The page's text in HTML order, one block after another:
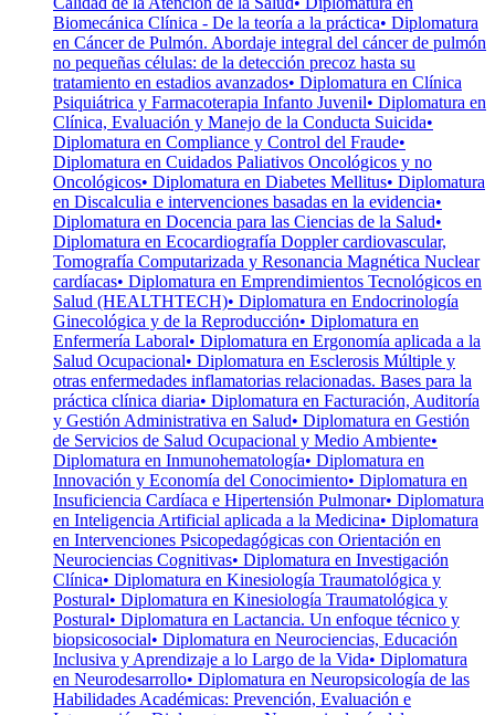
Biomecánica Clínica - De la teoría a la práctica• Diplomatura
en Cáncer de Pulmón. Abordaje integral del cáncer de pulmón
no pequeñas células: de la detección precoz hasta su
tratamiento en estadios avanzados• Diplomatura en Clínica
Psiquiátrica y Farmacoterapia Infanto Juvenil• Diplomatura en
Clínica, Evaluación y Manejo de la Conducta Suicida•
Diplomatura en Compliance y Control del Fraude•
Diplomatura en Cuidados Paliativos Oncológicos y no
Oncológicos• Diplomatura en Diabetes Mellitus• Diplomatura
en Discalculia e intervenciones basadas en la evidencia•
Diplomatura en Docencia para las Ciencias de la Salud•
Diplomatura en Ecocardiografía Doppler cardiovascular,
Tomografía Computarizada y Resonancia Magnética Nuclear
cardíacas• Diplomatura en Emprendimientos Tecnológicos en
Salud (HEALTHTECH)• Diplomatura en Endocrinología
Ginecológica y de la Reproducción• Diplomatura en
Enfermería Laboral• Diplomatura en Ergonomía aplicada a la
Salud Ocupacional• Diplomatura en Esclerosis Múltiple y
otras enfermedades inflamatorias relacionadas. Bases para la
práctica clínica diaria• Diplomatura en Facturación, Auditoría
y Gestión Administrativa en Salud• Diplomatura en Gestión
de Servicios de Salud Ocupacional y Medio Ambiente•
Diplomatura en Inmunohematología• Diplomatura en
Innovación y Economía del Conocimiento• Diplomatura en
Insuficiencia Cardíaca e Hipertensión Pulmonar• Diplomatura
en Inteligencia Artificial aplicada a la Medicina• Diplomatura
en Intervenciones Psicopedagógicas con Orientación en
Neurociencias Cognitivas• Diplomatura en Investigación
Clínica• Diplomatura en Kinesiología Traumatológica y
Postural• Diplomatura en Kinesiología Traumatológica y
Postural• Diplomatura en Lactancia. Un enfoque técnico y
biopsicosocial• Diplomatura en Neurociencias, Educación
Inclusiva y Aprendizaje a lo Largo de la Vida• Diplomatura
en Neurodesarrollo• Diplomatura en Neuropsicología de las
Habilidades Académicas: Prevención, Evaluación e